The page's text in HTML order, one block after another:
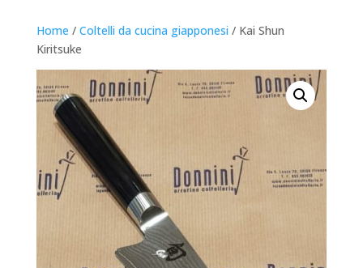
Home / Coltelli da cucina giapponesi / Kai Shun
Kiritsuke